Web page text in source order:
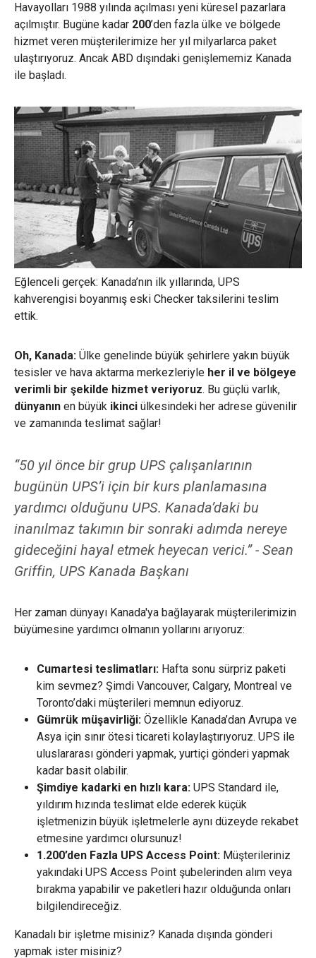
Havayolları 1988 yılında açılması yeni küresel pazarlara
açılmıştır. Bugüne kadar 200’den fazla ülke ve bölgede
hizmet veren müşterilerimize her yıl milyarlarca paket
ulaştırıyoruz. Ancak ABD dışındaki genişlememiz Kanada
ile başladı.
Eğlenceli gerçek: Kanada’nın ilk yıllarında, UPS
kahverengisi boyanmış eski Checker taksilerini teslim
ettik.
Oh, Kanada: Ülke genelinde büyük şehirlere yakın büyük
tesisler ve hava aktarma merkezleriyle her il ve bölgeye
verimli bir şekilde hizmet veriyoruz. Bu güçlü varlık,
dünyanın en büyük ikinci ülkesindeki her adrese güvenilir
ve zamanında teslimat sağlar!
“50 yıl önce bir grup UPS çalışanlarının
bugünün UPS’i için bir kurs planlamasına
yardımcı olduğunu UPS. Kanada’daki bu
inanılmaz takımın bir sonraki adımda nereye
gideceğini hayal etmek heyecan verici.” - Sean
Griffin, UPS Kanada Başkanı
Her zaman dünyayı Kanada'ya bağlayarak müşterilerimizin
büyümesine yardımcı olmanın yollarını arıyoruz:
Cumartesi teslimatları: Hafta sonu sürpriz paketi
kim sevmez? Şimdi Vancouver, Calgary, Montreal ve
Toronto’daki müşterileri memnun ediyoruz.
Gümrük müşavirliği: Özellikle Kanada’dan Avrupa ve
Asya için sınır ötesi ticareti kolaylaştırıyoruz. UPS ile
uluslararası gönderi yapmak, yurtiçi gönderi yapmak
kadar basit olabilir.
Şimdiye kadarki en hızlı kara: UPS Standard ile,
yıldırım hızında teslimat elde ederek küçük
işletmenizin büyük işletmelerle aynı düzeyde rekabet
etmesine yardımcı olursunuz!
1.200’den Fazla UPS Access Point: Müşterileriniz
yakındaki UPS Access Point şubelerinden alım veya
bırakma yapabilir ve paketleri hazır olduğunda onları
bilgilendireceğiz.
Kanadalı bir işletme misiniz? Kanada dışında gönderi
yapmak ister misiniz?